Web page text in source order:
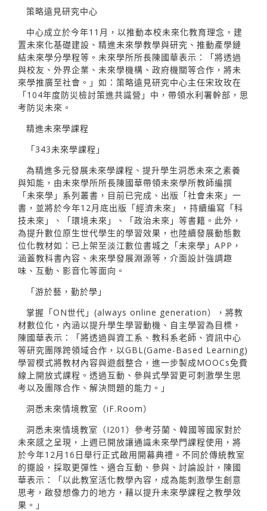
策略遠見研究中心
中心成立於今年11月，以推動本校未來化教育理念，建
置未來化基礎建設、精進未來學教學與研究、推動產學鏈
結未來學分學程等。未來學所所長陳國華表示：「將透過
與校友、外界企業、未來學機構、政府機關等合作，將未
來學推廣至社會。」如：策略遠見研究中心主任宋玫玫在
「104年度防災檢討策進共識營」中，帶領水利署幹部，思
考防災未來。
精進未來學課程
「343未來學課程」
為精進多元發展未來學課程、提升學生洞悉未來之素養
與知能，由未來學所所長陳國華帶領未來學所教師編撰
「未來學」系列叢書，目前已完成、出版「社會未來」一
書，並將於今年12月底出版「經濟未來」，持續編寫「科
技未來」、「環境未來」、「政治未來」等書籍。此外，
為提升數位原生世代學生的學習效果，也陸續發展動態數
位化教材如：已上架至淡江數位書城之「未來學」APP，
涵蓋教科書內容、未來學發展淵源等，介面設計強調趣
味、互動、影音化等面向。
「游於藝，勤於學」
掌握「ON世代」(always online generation），將教
材數位化，內涵以提升學生學習動機、自主學習為目標，
陳國華表示：「將透過與資工系、教科系老師、資訊中心
等研究團隊跨領域合作，以GBL(Game-Based Learning)
學習模式將教材內容與遊戲整合，進一步製成MOOCs免費
線上開放式課程。透過互動、參與式學習更可刺激學生思
考以及團隊合作、解決問題的能力。」
洞悉未來情境教室（iF.Room）
洞悉未來情境教室（I201）參考芬蘭、韓國等國家對於
未來感之呈現，上週已開放讓通識未來學門課程使用，將
於今年12月16日舉行正式啟用開幕典禮。不同於傳統教室
的擺設，採取更彈性、適合互動、參與、討論設計，陳國
華表示：「以此教室活化教學內容，成為能刺激學生創意
思考，啟發想像力的地方，藉以提升未來學課程之教學效
果。」